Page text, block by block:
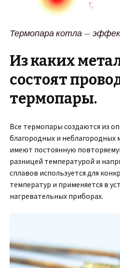
Термопара котла —
Из каких
состоят
термопары.
Все термопары создаются из
благородных и неблагородных
имеют постоянную
разницей температурой и
сплавов используется для
температур и применяется в
нагревательных приборах.